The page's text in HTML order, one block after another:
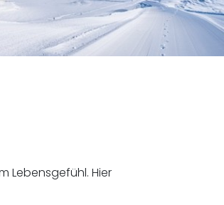
Lebensgefühl. Hier